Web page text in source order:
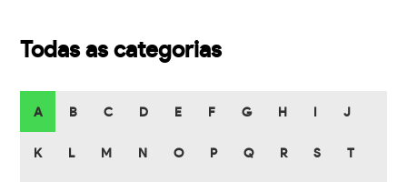
Todas as categorias
A B C D E F G H J
K L M N O P Q R S T